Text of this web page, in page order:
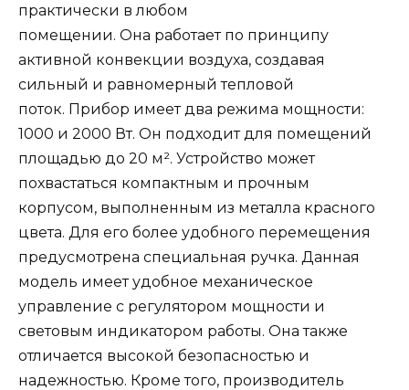
практически в любом
помещении. Она работает по принципу
активной конвекции воздуха, создавая
сильный и равномерный тепловой
поток. Прибор имеет два режима мощности:
1000 и 2000 Вт. Он подходит для помещений
площадью до 20 м². Устройство может
похвастаться компактным и прочным
корпусом, выполненным из металла красного
цвета. Для его более удобного перемещения
предусмотрена специальная ручка. Данная
модель имеет удобное механическое
управление с регулятором мощности и
световым индикатором работы. Она также
отличается высокой безопасностью и
надежностью. Кроме того, производитель